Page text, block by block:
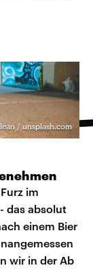
/ unsplash.com
im
das absolut
einem Bier
wir in der Ab